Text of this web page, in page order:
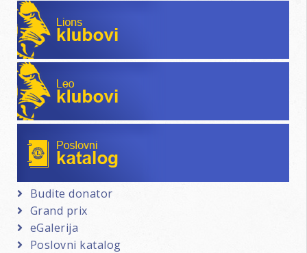
Lions klubovi
Leo klubovi
Budite donator
Grand prix
eGalerija
Poslovni katalog